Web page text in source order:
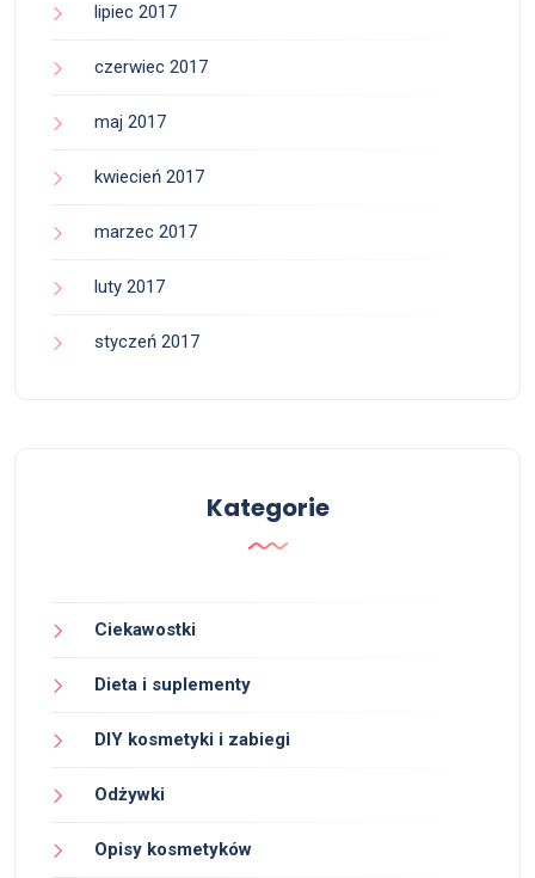
lipiec 2017
czerwiec 2017
maj 2017
kwiecień 2017
marzec 2017
luty 2017
styczeń 2017
Kategorie
Ciekawostki
Dieta i suplementy
DIY kosmetyki i zabiegi
Odżywki
Opisy kosmetyków